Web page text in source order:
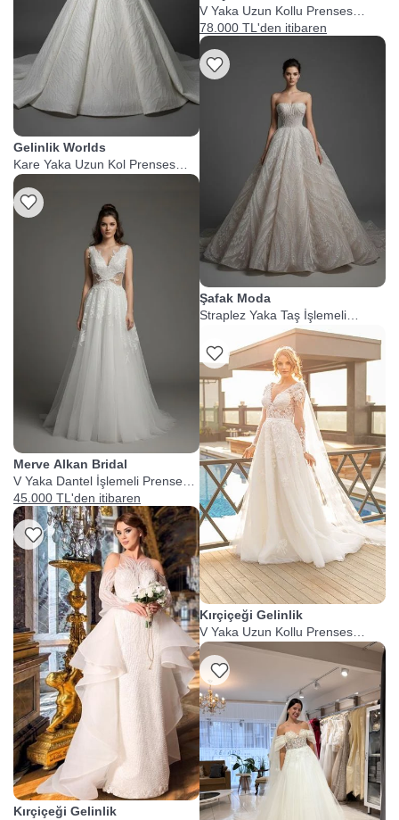
Gelinlik Worlds
Kare Yaka Uzun Kol Prenses
Gelinlik
Merve Alkan Bridal
V Yaka Dantel İşlemeli Prenses
Gelinlik
45.000 TL'den itibaren
Listeme Ekle
Kırçiçeği Gelinlik
Couture
V Yaka Uzun Kollu Prenses
Kesim Gelinlik
78.000 TL'den itibaren
Şafak Moda
Straplez Yaka Taş İşlemeli
Prenses Gelinlik
Kırçiçeği Gelinlik
V Yaka Uzun Kollu Prenses
Gelinlik
Listeme Ekle